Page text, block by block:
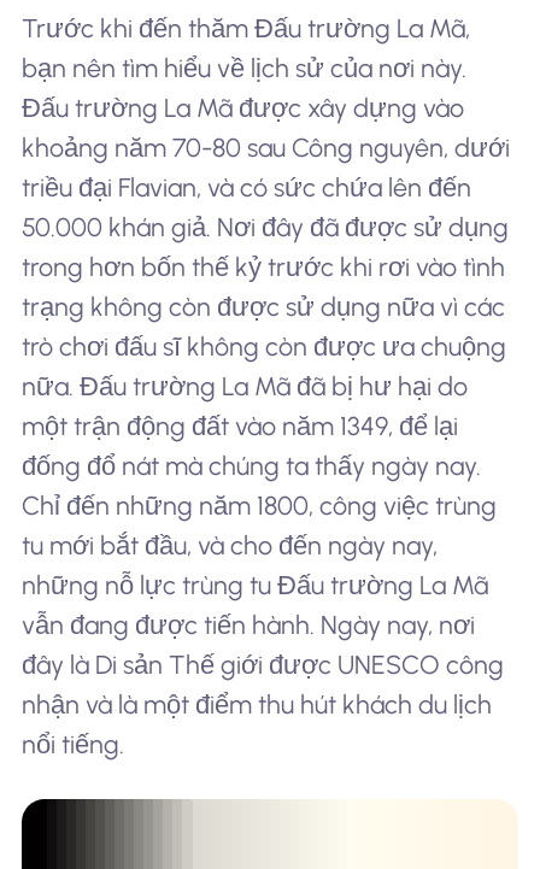
Trước khi đến thăm Đấu trường La Mã,
bạn nên tìm hiểu về lịch sử của nơi này.
Đấu trường La Mã được xây dựng vào
khoảng năm 70-80 sau Công nguyên, dưới
triều đại Flavian, và có sức chứa lên đến
50.000 khán giả. Nơi đây đã được sử dụng
trong hơn bốn thế kỷ trước khi rơi vào tình
trạng không còn được sử dụng nữa vì các
trò chơi đấu sĩ không còn được ưa chuộng
nữa. Đấu trường La Mã đã bị hư hại do
một trận động đất vào năm 1349, để lại
đống đổ nát mà chúng ta thấy ngày nay.
Chỉ đến những năm 1800, công việc trùng
tu mới bắt đầu, và cho đến ngày nay,
những nỗ lực trùng tu Đấu trường La Mã
vẫn đang được tiến hành. Ngày nay, nơi
đây là Di sản Thế giới được UNESCO công
nhận và là một điểm thu hút khách du lịch
nổi tiếng.